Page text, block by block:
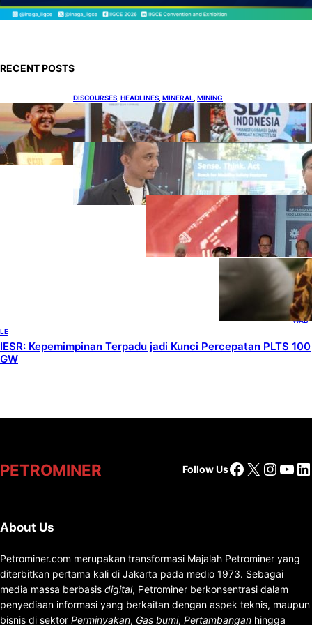
RECENT POSTS
DISCOURSES HEADLINES MINERAL MINING
Bahlil Luncurkan 10 Buku Rekam Jejak
Kepemimpinan dan Kebijakan
HEADLINES, TECHNOLOGY
Teknologi Keselamatan, Penentu
Baru Persaingan Industri
Otomotif
DOWNSTREAM
HEADLINES
Terbuka, Peluang
Usaha bagi IKM
Alas Kaki Lokal
ENER
GY ,
HEAD
LINES
,
RENE
WAB
LE
IESR: Kepemimpinan Terpadu jadi Kunci Percepatan PLTS 100
GW
PETROMINER Follow UsFacebook
X
About Us
Petrominer.com merupakan transformasi Majalah Petrominer yang
diterbitkan pertama kali di Jakarta pada medio 1973. Sebagai
media massa berbasis digital, Petrominer berkonsentrasi dalam
penyediaan informasi yang berkaitan dengan aspek teknis, maupun
bisnis di sektor Perminyakan, Gas bumi, Pertambangan hingga